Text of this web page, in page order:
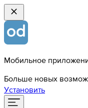
Мобильное
Больше новых
Установить